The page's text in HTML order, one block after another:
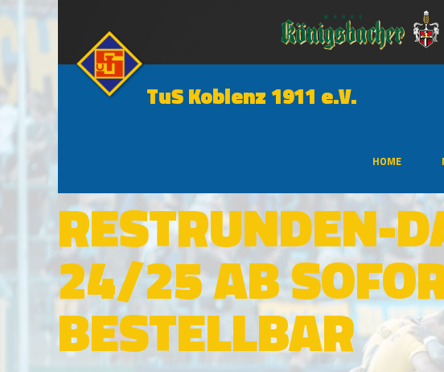
TuS Koblenz 1911 e.V.
HOME
RESTRUNDEN-
24/25 AB
BESTELLBAR